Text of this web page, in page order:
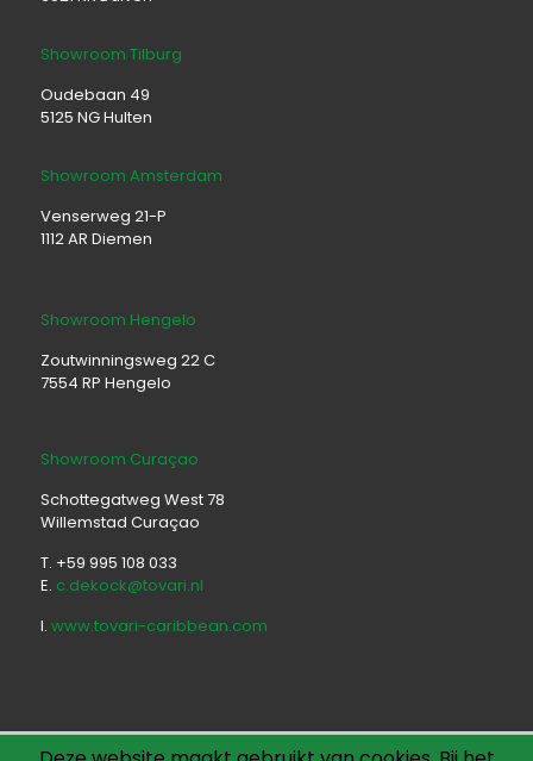
Showroom Tilburg
Oudebaan 49
5125 NG Hulten
Showroom Amsterdam
Venserweg 21-P
1112 AR Diemen
Showroom Hengelo
Zoutwinningsweg 22 C
7554 RP Hengelo
Showroom Curaçao
Schottegatweg West 78
Willemstad Curaçao
T. +59 995 108 033
E. c.dekock@tovari.nl
I. www.tovari-caribbean.com